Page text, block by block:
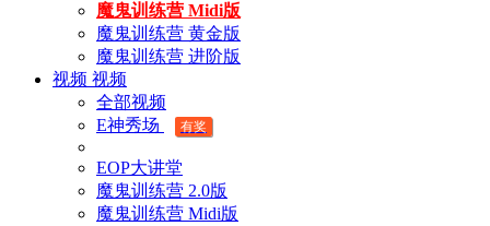
魔鬼训练营 Midi版
魔鬼训练营 黄金版
魔鬼训练营 进阶版
视频 视频
全部视频
E神秀场
有奖
EOP大讲堂
魔鬼训练营 2.0版
魔鬼训练营 Midi版